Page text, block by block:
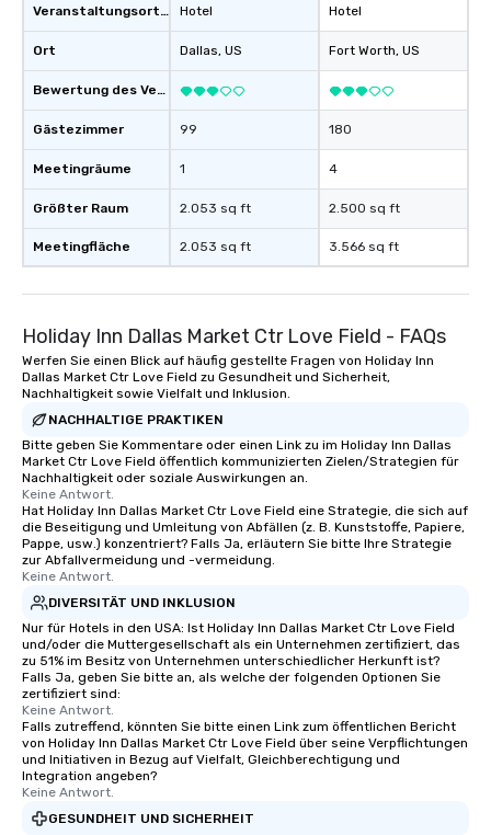
Veranstaltungsortstyp
Ort
Bewertung des Veranstaltungsortes
Gästezimmer
Meetingräume
Größter Raum
Meetingfläche
Hotel
Dallas, US
99
1
2.053 sq ft
2.053 sq ft
Hotel
Fort Worth, US
180
4
2.500 sq ft
3.566 sq ft
Holiday Inn Dallas Market Ctr Love Field - FAQs
Werfen Sie einen Blick auf häufig gestellte Fragen von Holiday Inn
Dallas Market Ctr Love Field zu Gesundheit und Sicherheit,
Nachhaltigkeit sowie Vielfalt und Inklusion.
NACHHALTIGE PRAKTIKEN
Bitte geben Sie Kommentare oder einen Link zu im Holiday Inn Dallas
Market Ctr Love Field öffentlich kommunizierten Zielen/Strategien für
Nachhaltigkeit oder soziale Auswirkungen an.
Keine Antwort.
Hat Holiday Inn Dallas Market Ctr Love Field eine Strategie, die sich auf
die Beseitigung und Umleitung von Abfällen (z. B. Kunststoffe, Papiere,
Pappe, usw.) konzentriert? Falls Ja, erläutern Sie bitte Ihre Strategie
zur Abfallvermeidung und -vermeidung.
Keine Antwort.
DIVERSITÄT UND INKLUSION
Nur für Hotels in den USA: Ist Holiday Inn Dallas Market Ctr Love Field
und/oder die Muttergesellschaft als ein Unternehmen zertifiziert, das
zu 51% im Besitz von Unternehmen unterschiedlicher Herkunft ist?
Falls Ja, geben Sie bitte an, als welche der folgenden Optionen Sie
zertifiziert sind:
Keine Antwort.
Falls zutreffend, könnten Sie bitte einen Link zum öffentlichen Bericht
von Holiday Inn Dallas Market Ctr Love Field über seine Verpflichtungen
und Initiativen in Bezug auf Vielfalt, Gleichberechtigung und
Integration angeben?
Keine Antwort.
GESUNDHEIT UND SICHERHEIT